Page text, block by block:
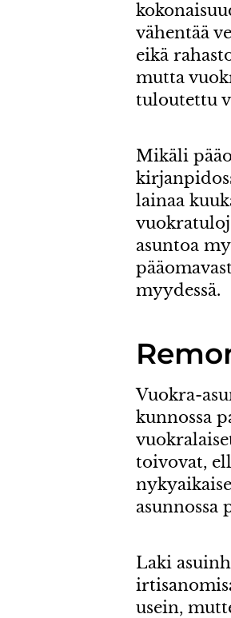
vähentää
eikä
mutta
tuloutettu
Mikäli
lainaa
asuntoa
myydessä.
Vuokra-
kunnossa
toivovat,
asunnossa
Laki
usein,